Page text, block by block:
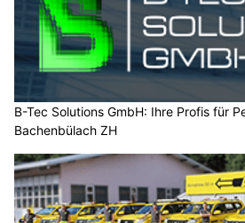
B-Tec Solutions GmbH: Ihre Profis für
Bachenbülach ZH